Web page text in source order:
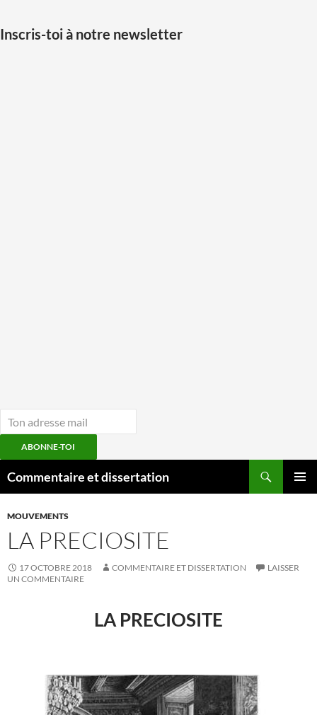
Inscris-toi à notre newsletter
ABONNE-TOI
auCommentaire et dissertation
MOUVEMENTS
LA PRECIOSITE
17 OCTOBRE 2018 COMMENTAIRE ET DISSERTATION
LAISSER
UN COMMENTAIRE
LA PRECIOSITE